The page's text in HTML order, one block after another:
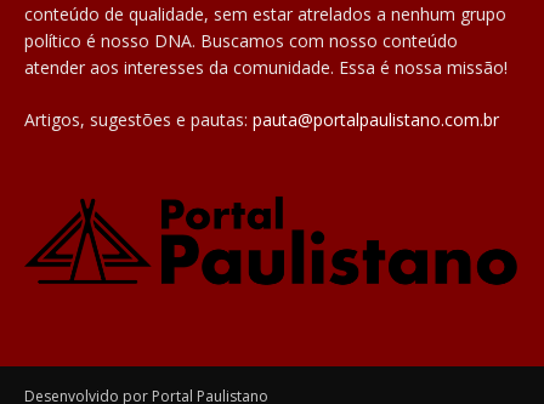
conteúdo de qualidade, sem estar atrelados a nenhum grupo
político é nosso DNA. Buscamos com nosso conteúdo
atender aos interesses da comunidade. Essa é nossa missão!
Artigos, sugestões e pautas: pauta@portalpaulistano.com.br
Desenvolvido por Portal Paulistano